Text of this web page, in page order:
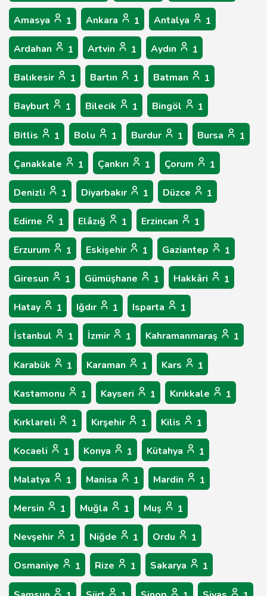
Amasya 1 Ankara 1 Antalya 1
Ardahan 1 Artvin 1 Aydın 1
Balıkesir 1 Bartın 1 Batman 1
Bayburt 1 Bilecik 1 Bingöl 1
Bitlis 1 Bolu 1 Burdur 1 Bursa 1
Çanakkale 1 Çankırı 1 Çorum 1
Denizli 1 Diyarbakır 1 Düzce 1
Edirne 1 Elâzığ 1 Erzincan 1
Erzurum 1 Eskişehir 1 Gaziantep 1
Giresun 1 Gümüşhane 1 Hakkâri 1
Hatay 1 Iğdır 1 Isparta 1
İstanbul 1 İzmir 1 Kahramanmaraş 1
Karabük 1 Karaman 1 Kars 1
Kastamonu 1 Kayseri 1 Kırıkkale 1
Kırklareli 1 Kırşehir 1 Kilis 1
Kocaeli 1 Konya 1 Kütahya 1
Malatya 1 Manisa 1 Mardin 1
Mersin 1 Muğla 1 Muş 1
Nevşehir 1 Niğde 1 Ordu 1
Osmaniye 1 Rize 1 Sakarya 1